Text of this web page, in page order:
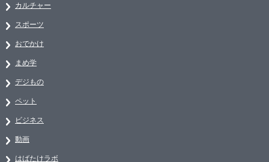
カルチャー
スポーツ
おでかけ
まめ学
デジもの
ペット
ビジネス
動画
はばたけラボ